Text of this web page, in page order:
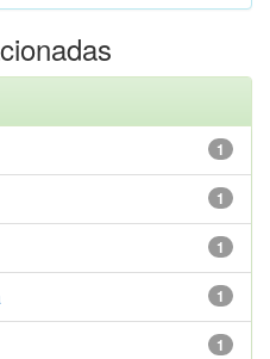
1
1
1
1
1